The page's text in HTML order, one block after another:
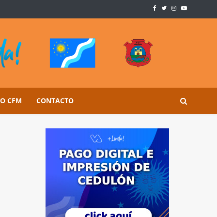
CFM CONTACTO